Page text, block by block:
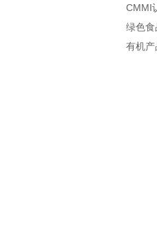
CMMI
绿色食
有机产